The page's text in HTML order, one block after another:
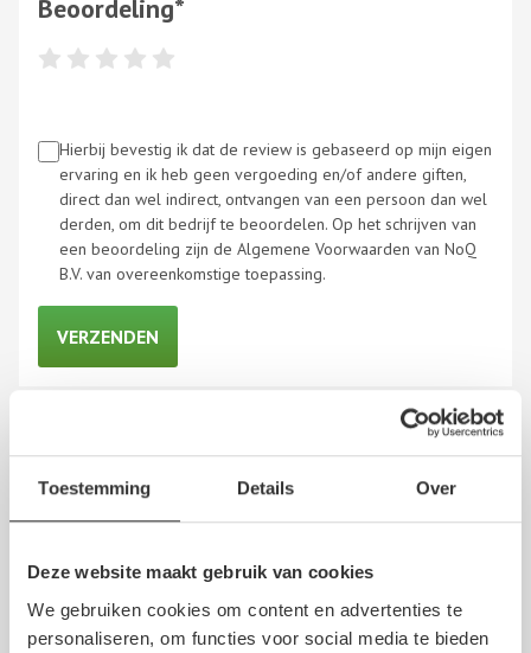
Toestemming Details Over
Deze website maakt gebruik van cookies
We gebruiken cookies om content en advertenties te
personaliseren, om functies voor social media te bieden
Beoordeling*
Hierbij bevestig ik dat de review is gebaseerd op mijn eigen
ervaring en ik heb geen vergoeding en/of andere giften,
direct dan wel indirect, ontvangen van een persoon dan wel
derden, om dit bedrijf te beoordelen. Op het schrijven van
een beoordeling zijn de Algemene Voorwaarden van NoQ
B.V. van overeenkomstige toepassing.
Ik ben zeer tevreden over dit bedrijf omdat datgene wat
ik nodig heb voor mijn auto (Chevrolet Spark) bijna altijd
de gebruikte onderdelen er ook zijnen het personeel zeer